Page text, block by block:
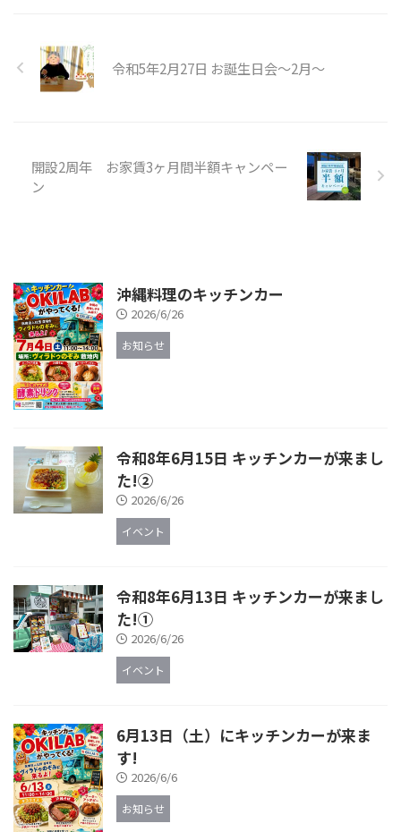
令和5年2月27日 お誕生日会～2月～
開設2周年 お家賃3ヶ月間半額キャンペー
ン
沖縄料理のキッチンカー
2026/6/26
お知らせ
令和8年6月15日 キッチンカーが来まし
た!②
2026/6/26
イベント
令和8年6月13日 キッチンカーが来まし
た!①
2026/6/26
イベント
6月13日（土）にキッチンカーが来ま
す!
2026/6/6
お知らせ